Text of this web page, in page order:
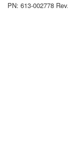
PN: 613-002778